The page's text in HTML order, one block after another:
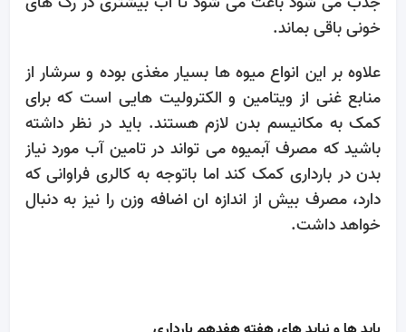
خونی باقی بماند.
علاوه بر این انواع میوه ها بسیار مغذی بوده و سرشار از
منابع غنی از ویتامین و الکترولیت هایی است که برای
کمک به مکانیسم بدن لازم هستند. باید در نظر داشته
باشید که مصرف آبمیوه می تواند در تامین آب مورد نیاز
بدن در بارداری کمک کند اما باتوجه به کالری فراوانی که
دارد، مصرف بیش از اندازه ان اضافه وزن را نیز به دنبال
خواهد داشت.